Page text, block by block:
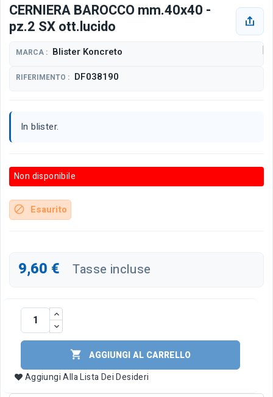
CERNIERA BAROCCO mm.40x40 -
pz.2 SX ott.lucido
MARCA : Blister Koncreto
RIFERIMENTO : DF038190
In blister.
Non disponibile
block Esaurito
9,60 € Tasse incluse

AGGIUNGI AL CARRELLO
Aggiungi Alla Lista Dei Desideri